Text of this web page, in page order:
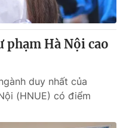
phạm Hà Nội cao
duy nhất của
(HNUE) có điểm